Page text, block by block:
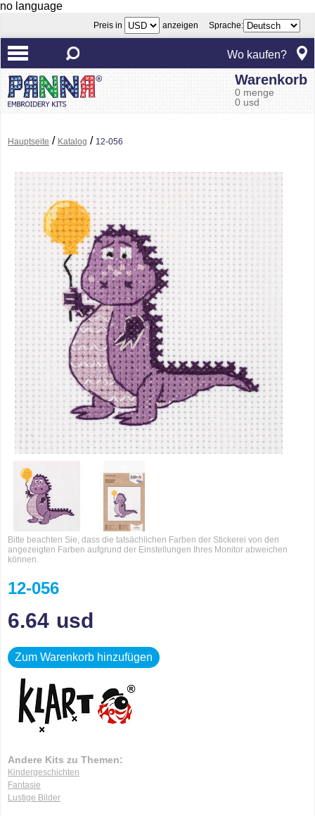
no language
Preis in anzeigen Sprache:
Wo kaufen?
Warenkorb
0 menge
0 usd
Hauptseite / Katalog / 12-056
Bitte beachten Sie, dass die tatsächlichen Farben der Stickerei von den
angezeigten Farben aufgrund der Einstellungen Ihres Monitor abweichen
können.
12-056
6.64 usd
Zum Warenkorb hinzufügen
Andere Kits zu Themen:
Kindergeschichten
Fantasie
Lustige Bilder